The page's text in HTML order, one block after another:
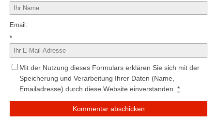
Email
*
Mit der Nutzung dieses Formulars erklären Sie sich mit der
Speicherung und Verarbeitung Ihrer Daten (Name,
Emailadresse) durch diese Website einverstanden. *